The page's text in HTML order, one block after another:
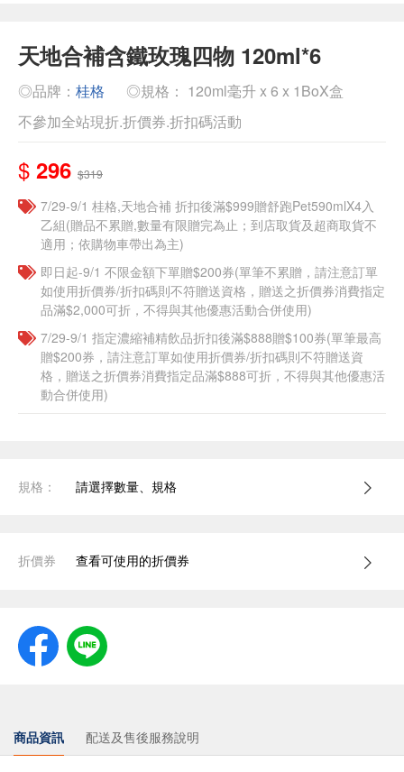
天地合補含鐵玫瑰四物 120ml*6
◎品牌： 桂格
◎規格： 120ml毫升 x 6 x 1BoX盒
不參加全站現折.折價券.折扣碼活動
$ 296 $319
7/29-9/1 桂格,天地合補 折扣後滿$999贈舒跑Pet590mlX4入
乙組(贈品不累贈,數量有限贈完為止；到店取貨及超商取貨不
適用；依購物車帶出為主)​
即日起-9/1 不限金額下單贈$200券(單筆不累贈，請注意訂單
如使用折價券/折扣碼則不符贈送資格，贈送之折價券消費指定
品滿$2,000可折，不得與其他優惠活動合併使用)
7/29-9/1 指定濃縮補精飲品​折扣後滿$888贈$100券(單筆最高
贈$200券，請注意訂單如使用折價券/折扣碼則不符贈送資
格，贈送之折價券消費指定品滿$888可折，不得與其他優惠活
動合併使用)
規格： 請選擇數量、規格
折價券 查看可使用的折價券
商品資訊 配送及售後服務說明